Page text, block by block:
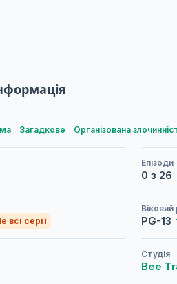
Загадкове Організована
Епізоди
0 з 26
всі серії PG-13
Студія
Bee